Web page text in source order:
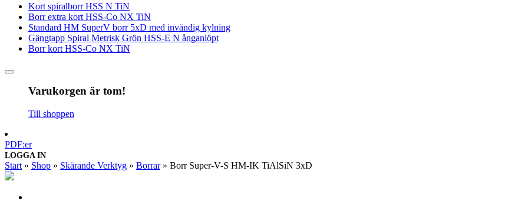
Kort spiralborr HSS N TiN
Borr extra kort HSS-Co NX TiN
Standard HM SuperV borr 5xD med invändig kylning
Gängtapp Spiral Metrisk Grön HSS-E N ånganlöpt
Borr kort HSS-Co NX TiN
Varukorgen är tom!
Till shoppen
PDF:er
LOGGA IN
Start » Shop » Skärande Verktyg » Borrar» Borr Super-V-S HM-IK TiAlSiN 3xD